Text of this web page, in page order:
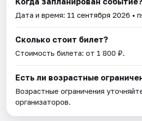
Дата и время: 11 сентября 2026 •
Сколько стоит билет?
Стоимость билета: от 1 800 ₽.
Есть ли возрастные
Возрастные ограничения
организаторов.